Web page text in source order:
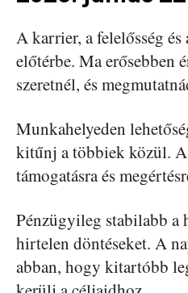
A karrier, a felelősség
előtérbe. Ma erősebben
szeretnél, és
Munkahelyeden
kitűnj a többiek közül.
támogatásra és
Pénzügyileg stabilabb a
hirtelen döntéseket. A
abban, hogy kitartóbb